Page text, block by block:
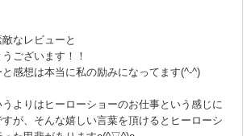
なレビューと
ございます！！
感想は本当に私の励みになってます(^-^)
よりはヒーローショーのお仕事という感じに
が、そんな嬉しい言葉を頂けるとヒーローシ